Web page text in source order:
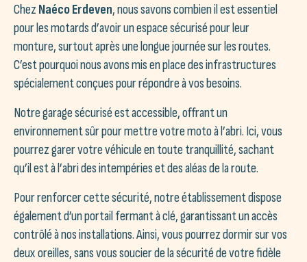
Chez Naéco Erdeven, nous savons combien il est essentiel
pour les motards d’avoir un espace sécurisé pour leur
monture, surtout après une longue journée sur les routes.
C’est pourquoi nous avons mis en place des infrastructures
spécialement conçues pour répondre à vos besoins.
Notre garage sécurisé est accessible, offrant un
environnement sûr pour mettre votre moto à l’abri. Ici, vous
pourrez garer votre véhicule en toute tranquillité, sachant
qu’il est à l’abri des intempéries et des aléas de la route.
Pour renforcer cette sécurité, notre établissement dispose
également d’un portail fermant à clé, garantissant un accès
contrôlé à nos installations. Ainsi, vous pourrez dormir sur vos
deux oreilles, sans vous soucier de la sécurité de votre fidèle